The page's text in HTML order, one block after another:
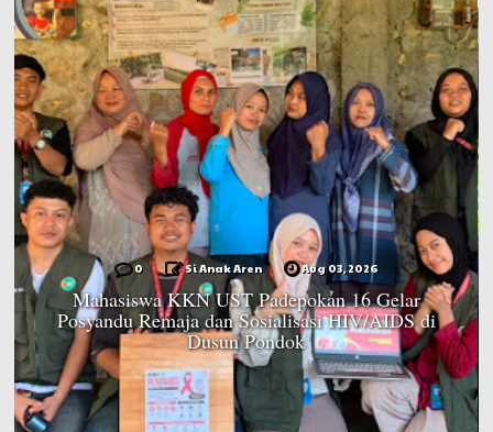
0 Si Anak Aren Aug 03, 2026
Mahasiswa KKN UST Padepokan 16 Gelar
Posyandu Remaja dan Sosialisasi HIV/AIDS di
Dusun Pondok